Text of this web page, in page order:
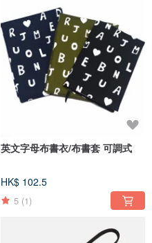
英文字母布書衣/布書套 可調式
HK$ 102.5
5 (1)